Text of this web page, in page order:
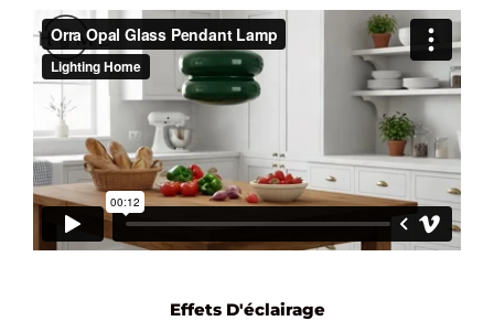
Effets D'éclairage